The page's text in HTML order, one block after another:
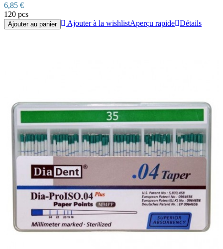
6,85 €
120 pcs
Ajouter au panier Ajouter à la wishlistAperçu rapide Détails